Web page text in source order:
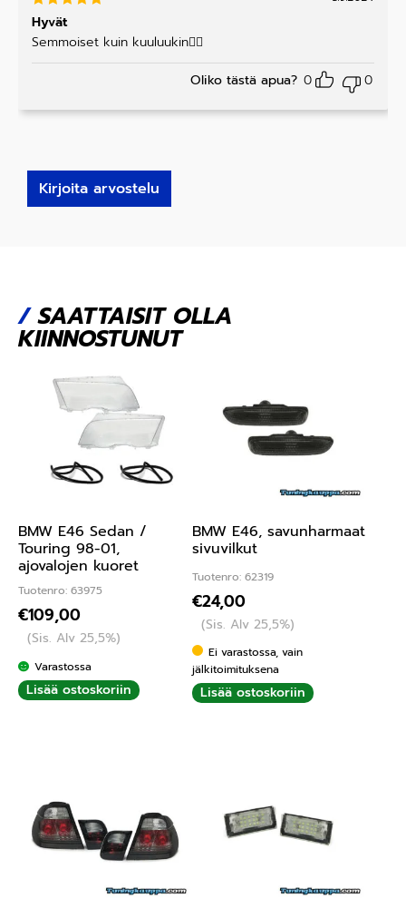
Arvostelu
tuotteesta
:5/ 5
Hyvät
Semmoiset kuin kuuluukin👍🏻
Oliko tästä apua? 0 0
Kirjoita arvostelu
/SAATTAISIT OLLA
KIINNOSTUNUT
BMW E46 Sedan /
Touring 98-01,
ajovalojen kuoret
Tuotenro: 63975
€109,00
(Sis. Alv 25,5%)
Varastossa
Lisää ostoskoriin
BMW E46, savunharmaat
sivuvilkut
Tuotenro: 62319
€24,00
(Sis. Alv 25,5%)
Ei varastossa, vain
jälkitoimituksena
Lisää ostoskoriin